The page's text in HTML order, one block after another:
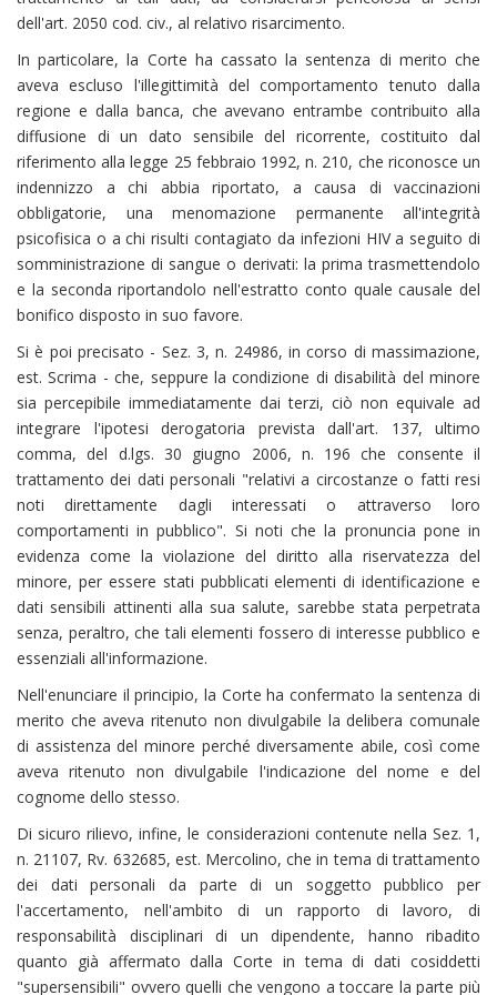
dell'art. 2050 cod. civ., al relativo risarcimento.
In particolare, la Corte ha cassato la sentenza di merito che
aveva escluso l'illegittimità del comportamento tenuto dalla
regione e dalla banca, che avevano entrambe contribuito alla
diffusione di un dato sensibile del ricorrente, costituito dal
riferimento alla legge 25 febbraio 1992, n. 210, che riconosce un
indennizzo a chi abbia riportato, a causa di vaccinazioni
obbligatorie, una menomazione permanente all'integrità
psicofisica o a chi risulti contagiato da infezioni HIV a seguito di
somministrazione di sangue o derivati: la prima trasmettendolo
e la seconda riportandolo nell'estratto conto quale causale del
bonifico disposto in suo favore.
Si è poi precisato - Sez. 3, n. 24986, in corso di massimazione,
est. Scrima - che, seppure la condizione di disabilità del minore
sia percepibile immediatamente dai terzi, ciò non equivale ad
integrare l'ipotesi derogatoria prevista dall'art. 137, ultimo
comma, del d.lgs. 30 giugno 2006, n. 196 che consente il
trattamento dei dati personali "relativi a circostanze o fatti resi
noti direttamente dagli interessati o attraverso loro
comportamenti in pubblico". Si noti che la pronuncia pone in
evidenza come la violazione del diritto alla riservatezza del
minore, per essere stati pubblicati elementi di identificazione e
dati sensibili attinenti alla sua salute, sarebbe stata perpetrata
senza, peraltro, che tali elementi fossero di interesse pubblico e
essenziali all'informazione.
Nell'enunciare il principio, la Corte ha confermato la sentenza di
merito che aveva ritenuto non divulgabile la delibera comunale
di assistenza del minore perché diversamente abile, così come
aveva ritenuto non divulgabile l'indicazione del nome e del
cognome dello stesso.
Di sicuro rilievo, infine, le considerazioni contenute nella Sez. 1,
n. 21107, Rv. 632685, est. Mercolino, che in tema di trattamento
dei dati personali da parte di un soggetto pubblico per
l'accertamento, nell'ambito di un rapporto di lavoro, di
responsabilità disciplinari di un dipendente, hanno ribadito
quanto già affermato dalla Corte in tema di dati cosiddetti
"supersensibili" ovvero quelli che vengono a toccare la parte più